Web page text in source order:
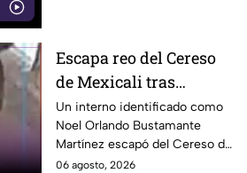
Escapa reo del Cereso
de Mexicali tras
audiencia inicial; fue
localizado horas
después
Un interno identificado como
Noel Orlando Bustamante
Martínez escapó del Cereso de
Mexicali tras una audiencia
06 agosto, 2026